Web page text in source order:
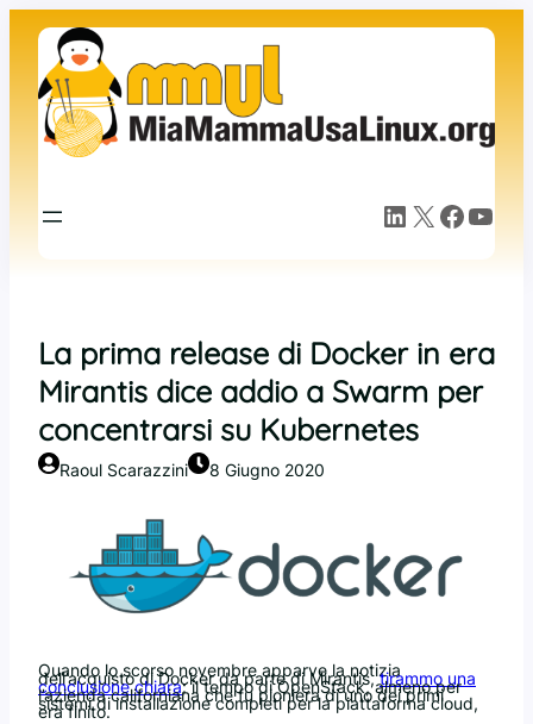
contenuto
LinkedIn X Facebook YouTube
La prima release di Docker in era
Mirantis dice addio a Swarm per
concentrarsi su Kubernetes
Raoul Scarazzini 8 Giugno 2020
Quando lo scorso novembre apparve la notizia
dell’acquisto di Docker da parte di Mirantis,tirammo una
conclusione chiara: il tempo di OpenStack, almeno per
l’azienda californiana che fu pioniera di uno dei primi
sistemi di installazione completi per la piattaforma cloud,
era finito.